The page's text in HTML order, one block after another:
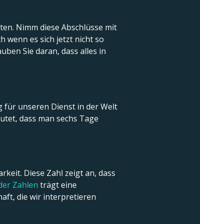
Nimm diese Abschlüsse mit
wenn es sich jetzt nicht so
Sie daran, dass alles in
für unseren Dienst in der Welt
dass man sechs Tage
Diese Zahl zeigt an, dass
Zahlen trägt eine
die wir interpretieren